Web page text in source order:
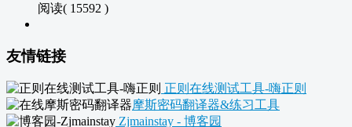
阅读( 15592 )
友情链接
正则在线测试工具-嗨正则
摩斯密码翻译器&练习工具
Zjmainstay - 博客园